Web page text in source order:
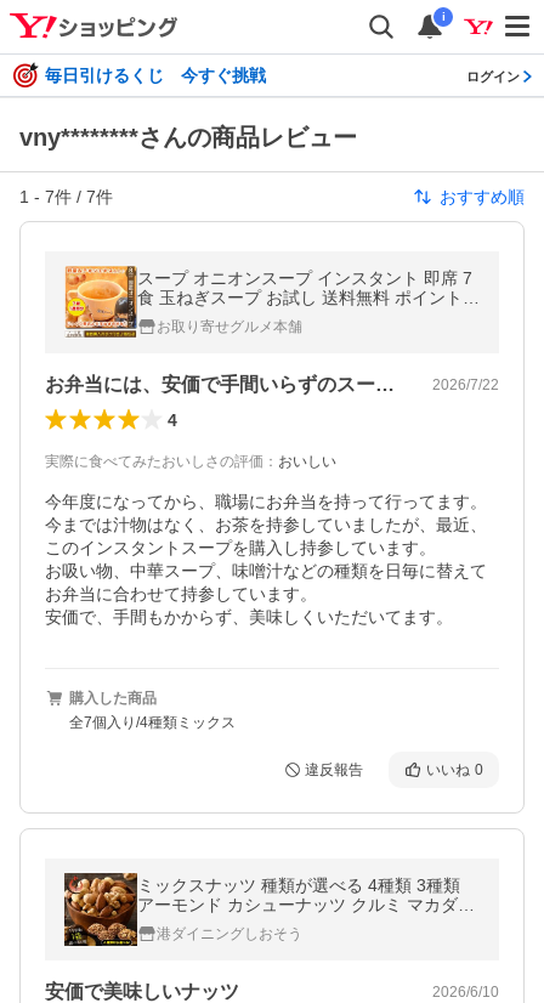
i
毎日引けるくじ 今すぐ挑戦 ログイン
vny********さんの商品レビュー
1 - 7件 / 7件 おすすめ順
スープ オニオンスープ インスタント 即席 7
食 玉ねぎスープ お試し 送料無料 ポイント利
用 選べる7種 お試し商品 サンプル 爆買
お取り寄せグルメ本舗
お弁当には、安価で手間いらずのスープを 2026/7/22
4
実際に食べてみたおいしさの評価 ： おいしい
今年度になってから、職場にお弁当を持って行ってます。
今までは汁物はなく、お茶を持参していましたが、最近、
このインスタントスープを購入し持参しています。
お吸い物、中華スープ、味噌汁などの種類を日毎に替えて
お弁当に合わせて持参しています。
安価で、手間もかからず、美味しくいただいてます。
購入した商品
全7個入り/4種類ミックス
違反報告 いいね 0
ミックスナッツ 種類が選べる 4種類 3種類
アーモンド カシューナッツ クルミ マカダミ
ア フルーツナッツ ポイント消化 ポイント消
費 お中元 御中元 爆買
港ダイニングしおそう
安価で美味しいナッツ 2026/6/10